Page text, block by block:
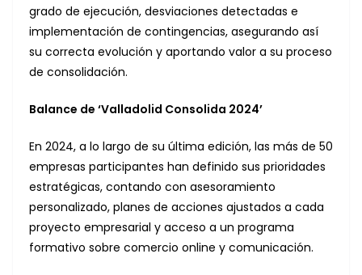
grado de ejecución, desviaciones detectadas e
implementación de contingencias, asegurando así
su correcta evolución y aportando valor a su proceso
de consolidación.
Balance de ‘Valladolid Consolida 2024’
En 2024, a lo largo de su última edición, las más de 50
empresas participantes han definido sus prioridades
estratégicas, contando con asesoramiento
personalizado, planes de acciones ajustados a cada
proyecto empresarial y acceso a un programa
formativo sobre comercio online y comunicación.